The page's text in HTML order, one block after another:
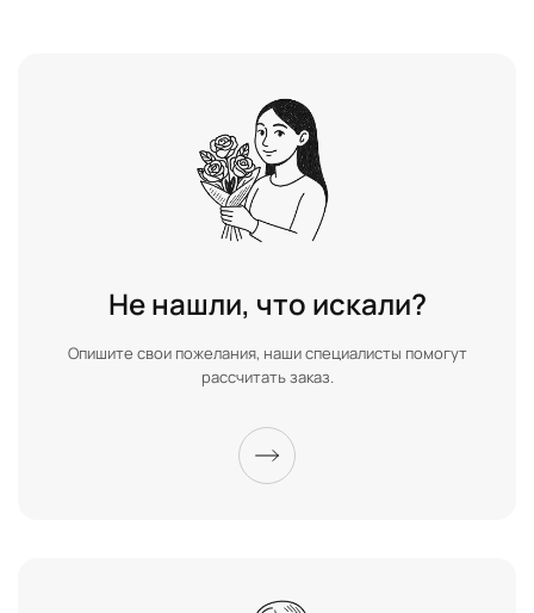
Не нашли, что искали?
Опишите свои пожелания, наши специалисты помогут
рассчитать заказ.